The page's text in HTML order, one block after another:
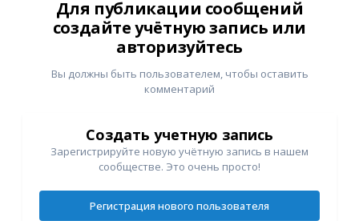
Для публикации сообщений
создайте учётную запись или
авторизуйтесь
Вы должны быть пользователем, чтобы оставить
комментарий
Создать учетную запись
Зарегистрируйте новую учётную запись в нашем
сообществе. Это очень просто!
Регистрация нового пользователя